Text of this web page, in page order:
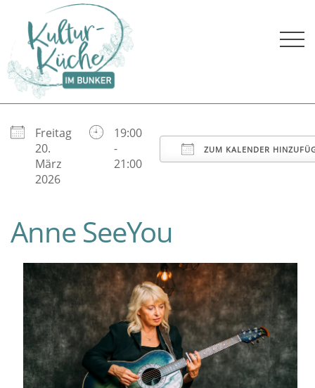
content
Freitag
20.
März
2026
19:00
-
21:00
ZUM KALENDER
ICS herunterladen Google Kalender
Anne SeeYou